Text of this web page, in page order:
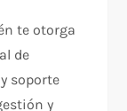
te otorga
de
soporte
y